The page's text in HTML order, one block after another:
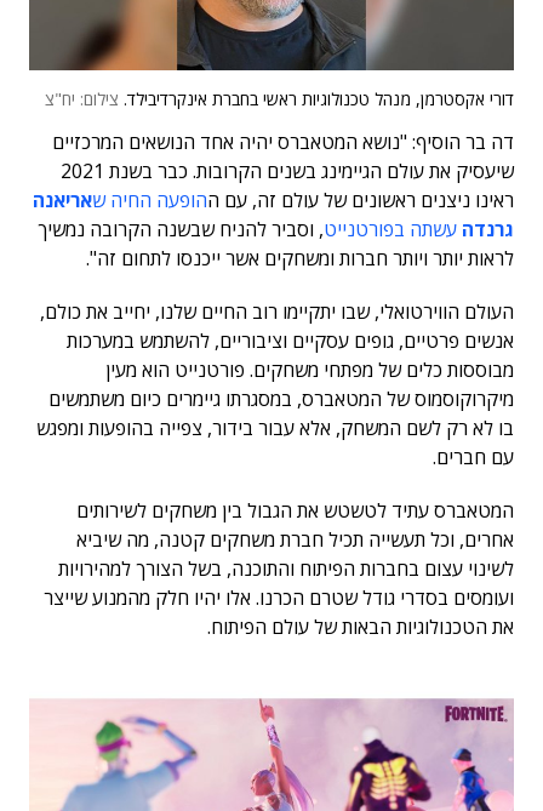
דורי אקסטרמן, מנהל טכנולוגיות ראשי בחברת אינקרדיבילד. צילום: יח"צ
דה בר הוסיף: "נושא המטאברס יהיה אחד הנושאים המרכזיים
שיעסיק את עולם הגיימינג בשנים הקרובות. כבר בשנת 2021
ראינו ניצנים ראשונים של עולם זה, עם ההופעה החיה שאריאנה
גרנדה עשתה בפורטנייט, וסביר להניח שבשנה הקרובה נמשיך
לראות יותר ויותר חברות ומשחקים אשר ייכנסו לתחום זה".
העולם הווירטואלי, שבו יתקיימו רוב החיים שלנו, יחייב את כולם,
אנשים פרטיים, גופים עסקיים וציבוריים, להשתמש במערכות
מבוססות כלים של מפתחי משחקים. פורטנייט הוא מעין
מיקרוקוסמוס של המטאברס, במסגרתו גיימרים כיום משתמשים
בו לא רק לשם המשחק, אלא עבור בידור, צפייה בהופעות ומפגש
עם חברים.
המטאברס עתיד לטשטש את הגבול בין משחקים לשירותים
אחרים, וכל תעשייה תכיל חברת משחקים קטנה, מה שיביא
לשינוי עצום בחברות הפיתוח והתוכנה, בשל הצורך למהירויות
ועומסים בסדרי גודל שטרם הכרנו. אלו יהיו חלק מהמנוע שייצר
את הטכנולוגיות הבאות של עולם הפיתוח.